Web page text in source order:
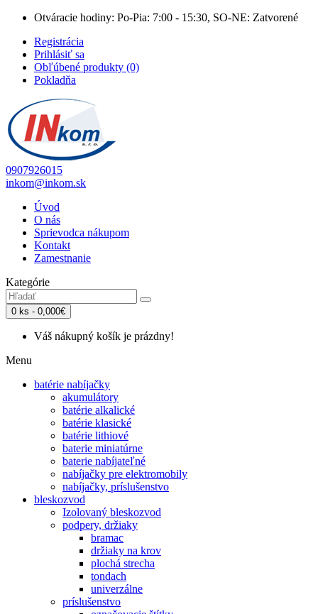
Otváracie hodiny: Po-Pia: 7:00 - 15:30, SO-NE: Zatvorené
Registrácia
Prihlásiť sa
Obľúbené produkty (0)
Pokladňa
0907926015
inkom@inkom.sk
Úvod
O nás
Sprievodca nákupom
Kontakt
Zamestnanie
Kategórie
0 ks - 0,000€
Váš nákupný košík je prázdny!
Menu
batérie nabíjačky
akumulátory
batérie alkalické
batérie klasické
batérie lithiové
baterie miniatúrne
baterie nabíjateľné
nabíjačky pre elektromobily
nabíjačky, príslušenstvo
bleskozvod
Izolovaný bleskozvod
podpery, držiaky
bramac
držiaky na krov
plochá strecha
tondach
univerzálne
príslušenstvo